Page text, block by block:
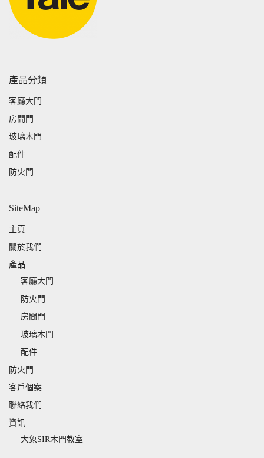
產品分類
客廳大門
房間門
玻璃木門
配件
防火門
SiteMap
主頁
關於我們
產品
客廳大門
防火門
房間門
玻璃木門
配件
防火門
客戶個案
聯絡我們
資訊
大象SIR木門教室